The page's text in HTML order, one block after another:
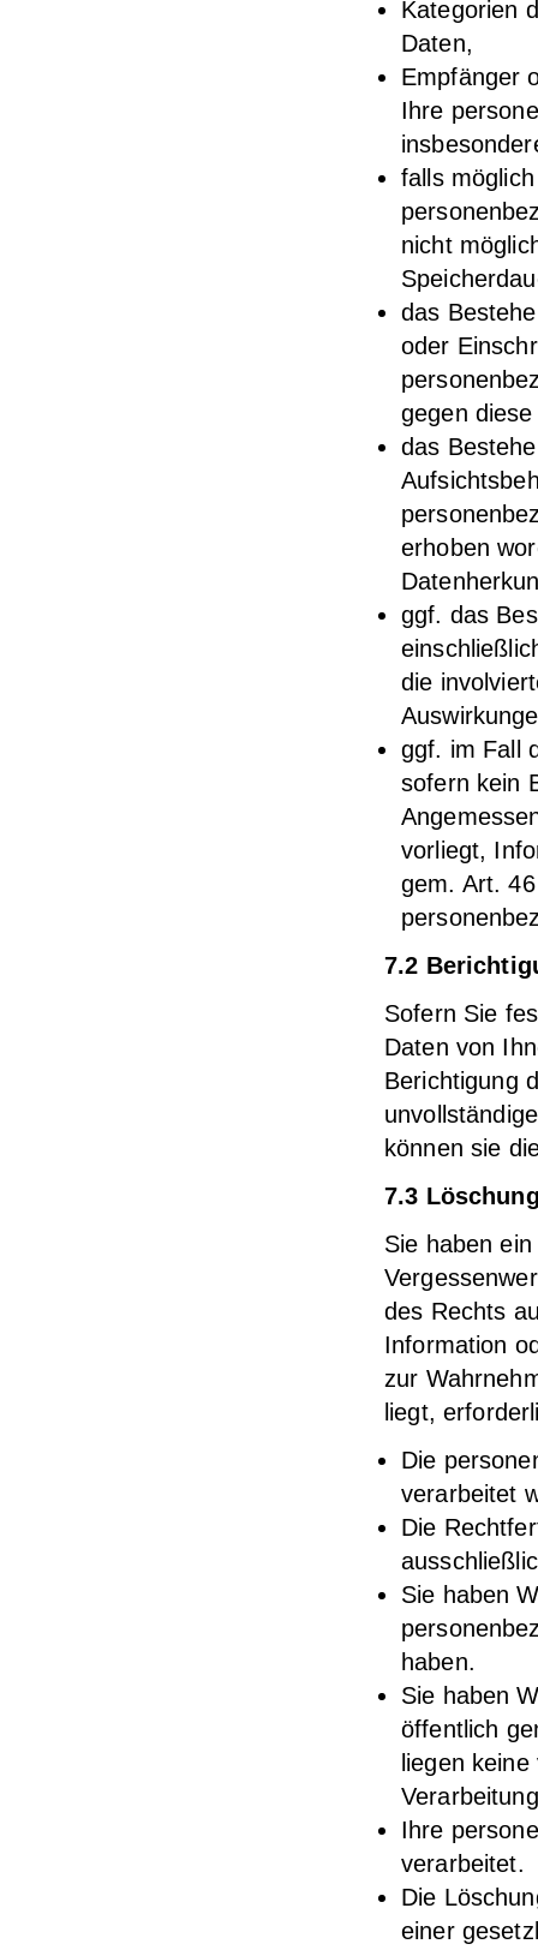
Kategorien
Daten,
Empfänger
Ihre
falls
nicht
das
oder
gegen
das
erhoben
ggf. das
die
ggf. im Fall
sofern kein
vorliegt,
gem. Art.
7.2
Sofern Sie
Daten von
Berichtigung
können sie
7.3
Sie haben
des Rechts
Information
zur
liegt,
Die
verarbeitet
Die
Sie haben
haben.
Sie haben
öffentlich
liegen
Ihre
verarbeitet.
Die
einer